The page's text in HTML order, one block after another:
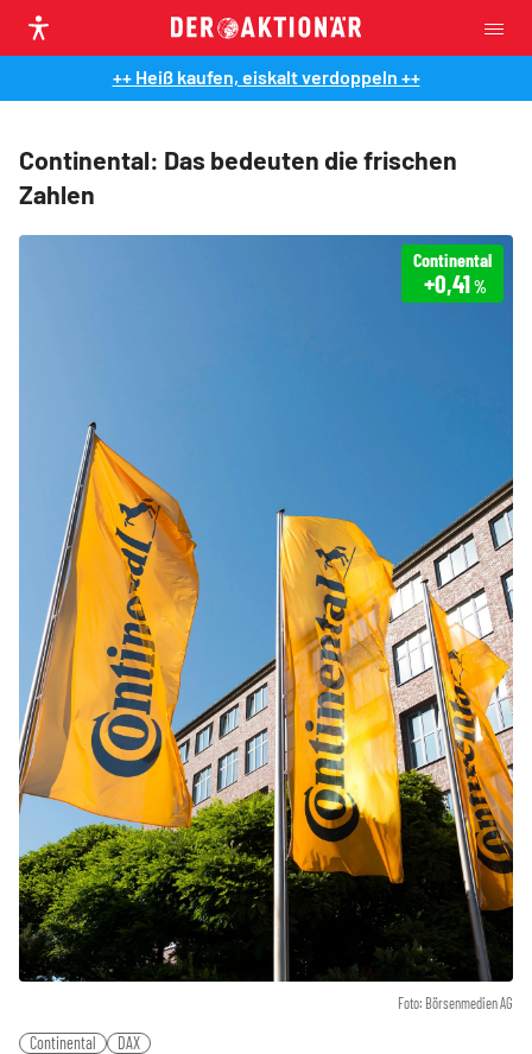
++ Heiß kaufen, eiskalt verdoppeln ++
Continental: Das bedeuten die frischen
Zahlen
Foto: Börsenmedien AG
Continental
+0,41 %
Continental DAX